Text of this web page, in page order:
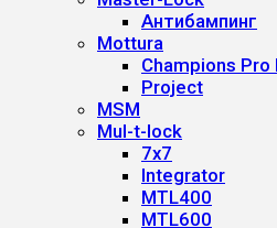
Антибампинг
Mottura
Champions Pro
Project
MSM
Mul-t-lock
7x7
Integrator
MTL400
MTL600